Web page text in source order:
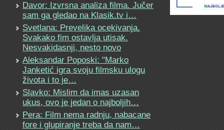
Davor: Izvrsna analiza filma. Jučer
sam ga gledao na Klasik.tv i…
Svetlana: Prevelika ocekivanja.
Svakako fim ostavlja utisak.
Nesvakidasnji, nesto novo
Aleksandar Poposki: "Marko
Janketić igra svoju filmsku ulogu
života i to je…
Slavko: Mislim da imas uzasan
ukus, ovo je jedan o najboljih…
Pera: Film nema radnju, nabacane
fore i glupiranje treba da nam…